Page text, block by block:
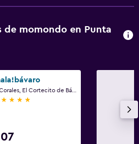
de momondo en Punta
4 estrellas